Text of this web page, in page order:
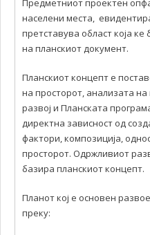
Предметниот проектен
населени места,
претставува област која
на планскиот документ.
Планскиот концепт е
на просторот, анализата
развој и Планската
директна зависност од
фактори, композиција,
просторот. Одржливиот
базира планскиот концепт.
Планот кој е основен
преку: